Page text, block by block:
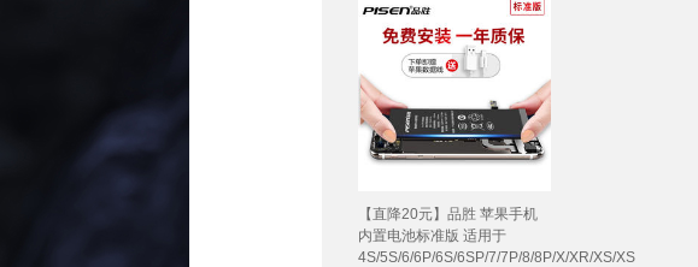
【直降20元】品胜 苹果手机
内置电池标准版 适用于
4S/5S/6/6P/6S/6SP/7/7P/8/8P/X/XR/XS/XS